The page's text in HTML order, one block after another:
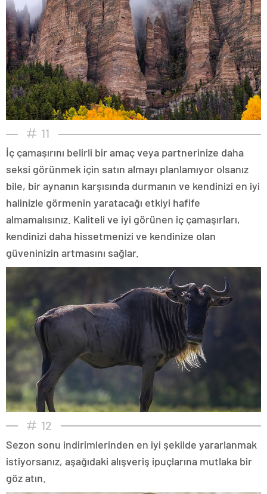
11
İç çamaşırını belirli bir amaç veya partnerinize daha
seksi görünmek için satın almayı planlamıyor olsanız
bile, bir aynanın karşısında durmanın ve kendinizi en iyi
halinizle görmenin yaratacağı etkiyi hafife
almamalısınız. Kaliteli ve iyi görünen iç çamaşırları,
kendinizi daha hissetmenizi ve kendinize olan
güveninizin artmasını sağlar.
12
Sezon sonu indirimlerinden en iyi şekilde yararlanmak
istiyorsanız, aşağıdaki alışveriş ipuçlarına mutlaka bir
göz atın.